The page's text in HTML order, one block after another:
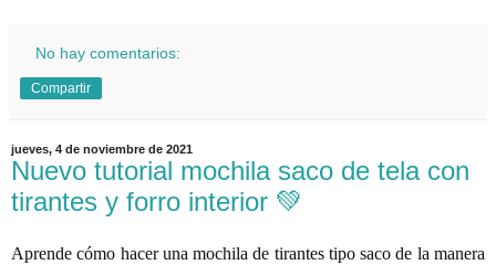
No hay comentarios:
Compartir
jueves, 4 de noviembre de 2021
Nuevo tutorial mochila saco de tela con
tirantes y forro interior 💚
Aprende cómo hacer una mochila de tirantes tipo saco de la manera